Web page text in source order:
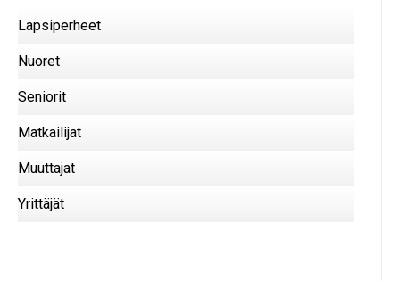
Lapsiperheet
Nuoret
Seniorit
Matkailijat
Muuttajat
Yrittäjät